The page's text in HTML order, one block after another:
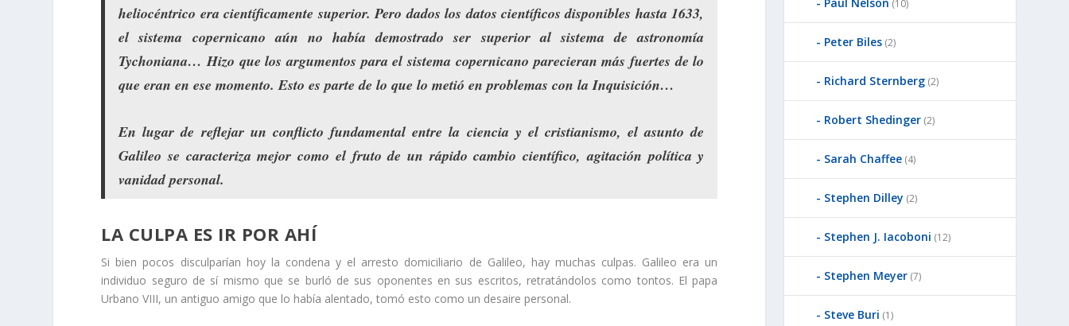
heliocéntrico era científicamente superior. Pero dados los datos científicos disponibles hasta 1633,
el sistema copernicano aún no había demostrado ser superior al sistema de astronomía
Tychoniana… Hizo que los argumentos para el sistema copernicano parecieran más fuertes de lo
que eran en ese momento. Esto es parte de lo que lo metió en problemas con la Inquisición…
En lugar de reflejar un conflicto fundamental entre la ciencia y el cristianismo, el asunto de
Galileo se caracteriza mejor como el fruto de un rápido cambio científico, agitación política y
vanidad personal.
LA CULPA ES IR POR AHÍ
Si bien pocos disculparían hoy la condena y el arresto domiciliario de Galileo, hay muchas culpas. Galileo era un
individuo seguro de sí mismo que se burló de sus oponentes en sus escritos, retratándolos como tontos. El papa
Urbano VIII, un antiguo amigo que lo había alentado, tomó esto como un desaire personal.
(10)
Peter Biles (2)
Richard Sternberg (2)
Robert Shedinger (2)
Sarah Chaffee (4)
Stephen Dilley (2)
Stephen J. Iacoboni (12)
Stephen Meyer (7)
Steve Buri (1)